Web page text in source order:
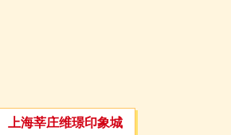
上海莘庄维璟印象城